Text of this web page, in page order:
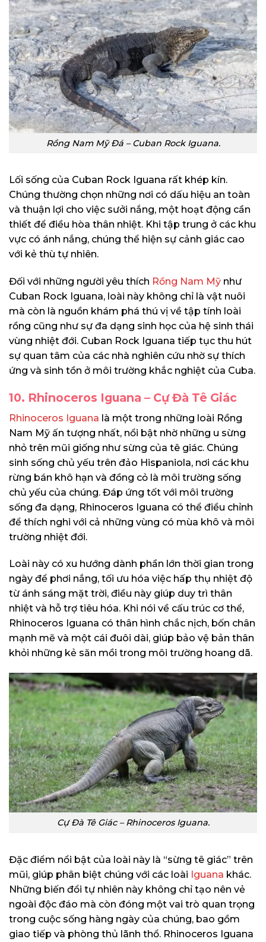
Rồng Nam Mỹ Đá – Cuban Rock Iguana.
Lối sống của Cuban Rock Iguana rất khép kín.
Chúng thường chọn những nơi có dấu hiệu an toàn
và thuận lợi cho việc sưởi nắng, một hoạt động cần
thiết để điều hòa thân nhiệt. Khi tập trung ở các khu
vực có ánh nắng, chúng thể hiện sự cảnh giác cao
với kẻ thù tự nhiên.
Đối với những người yêu thích Rồng Nam Mỹ như
Cuban Rock Iguana, loài này không chỉ là vật nuôi
mà còn là nguồn khám phá thú vị về tập tính loài
rồng cũng như sự đa dạng sinh học của hệ sinh thái
vùng nhiệt đới. Cuban Rock Iguana tiếp tục thu hút
sự quan tâm của các nhà nghiên cứu nhờ sự thích
ứng và sinh tồn ở môi trường khắc nghiệt của Cuba.
10. Rhinoceros Iguana – Cự Đà Tê Giác
Rhinoceros Iguana là một trong những loài Rồng
Nam Mỹ ấn tượng nhất, nổi bật nhờ những u sừng
nhỏ trên mũi giống như sừng của tê giác. Chúng
sinh sống chủ yếu trên đảo Hispaniola, nơi các khu
rừng bán khô hạn và đồng cỏ là môi trường sống
chủ yếu của chúng. Đáp ứng tốt với môi trường
sống đa dạng, Rhinoceros Iguana có thể điều chỉnh
để thích nghi với cả những vùng có mùa khô và môi
trường nhiệt đới.
Loài này có xu hướng dành phần lớn thời gian trong
ngày để phơi nắng, tối ưu hóa việc hấp thụ nhiệt độ
từ ánh sáng mặt trời, điều này giúp duy trì thân
nhiệt và hỗ trợ tiêu hóa. Khi nói về cấu trúc cơ thể,
Rhinoceros Iguana có thân hình chắc nịch, bốn chân
mạnh mẽ và một cái đuôi dài, giúp bảo vệ bản thân
khỏi những kẻ săn mồi trong môi trường hoang dã.
Cự Đà Tê Giác – Rhinoceros Iguana.
Đặc điểm nổi bật của loài này là “sừng tê giác” trên
mũi, giúp phân biệt chúng với các loài Iguana khác.
Những biến đổi tự nhiên này không chỉ tạo nên vẻ
ngoài độc đáo mà còn đóng một vai trò quan trọng
trong cuộc sống hàng ngày của chúng, bao gồm
giao tiếp và phòng thủ lãnh thổ. Rhinoceros Iguana